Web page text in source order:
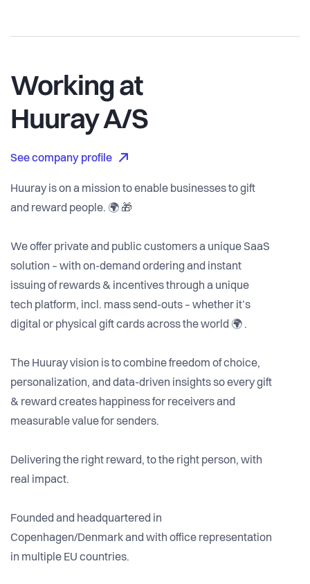
Working at
Huuray A/S
See company profile
Huuray is on a mission to enable businesses to gift
and reward people. 🌍 🎁
We offer private and public customers a unique SaaS
solution – with on-demand ordering and instant
issuing of rewards & incentives through a unique
tech platform, incl. mass send-outs – whether it’s
digital or physical gift cards across the world 🌍 .
The Huuray vision is to combine freedom of choice,
personalization, and data-driven insights so every gift
& reward creates happiness for receivers and
measurable value for senders.
Delivering the right reward, to the right person, with
real impact.
Founded and headquartered in
Copenhagen/Denmark and with office representation
in multiple EU countries.